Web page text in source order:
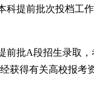
科提前批次投档工
前批A段招生录取
获得有关高校报